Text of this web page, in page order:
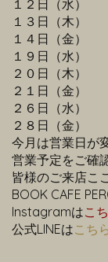
１２日（水）
１３日（木）
１４日（金）
１９日（水）
２０日（木）
２１日（金）
２６日（水）
２８日（金）
今月は営業日が
営業予定をご確
皆様のご来店こ
BOOK CAFE
Instagramはこ
公式LINEはこち